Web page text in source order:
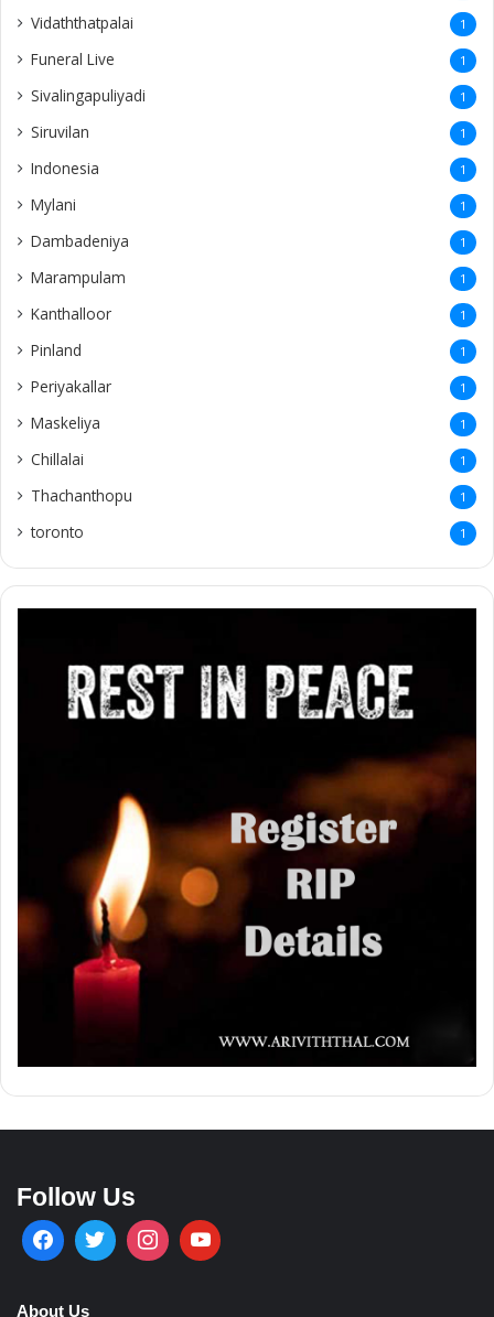
Vidaththatpalai 1
Funeral Live 1
Sivalingapuliyadi 1
Siruvilan 1
Indonesia 1
Mylani 1
Dambadeniya 1
Marampulam 1
Kanthalloor 1
Pinland 1
Periyakallar 1
Maskeliya 1
Chillalai 1
Thachanthopu 1
toronto 1
Follow Us
About Us